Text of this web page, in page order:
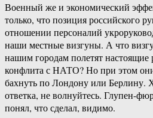
Военный же и экономический
только, что позиция российского
отношении персоналий
наши местные визгуны. А что
нашим городам полетят настоящие
конфлита с НАТО? Но при этом
бахнуть по Лондону или Берлину.
ответка, не волнуйтесь. Глупен-
понял, что сделал, видимо.